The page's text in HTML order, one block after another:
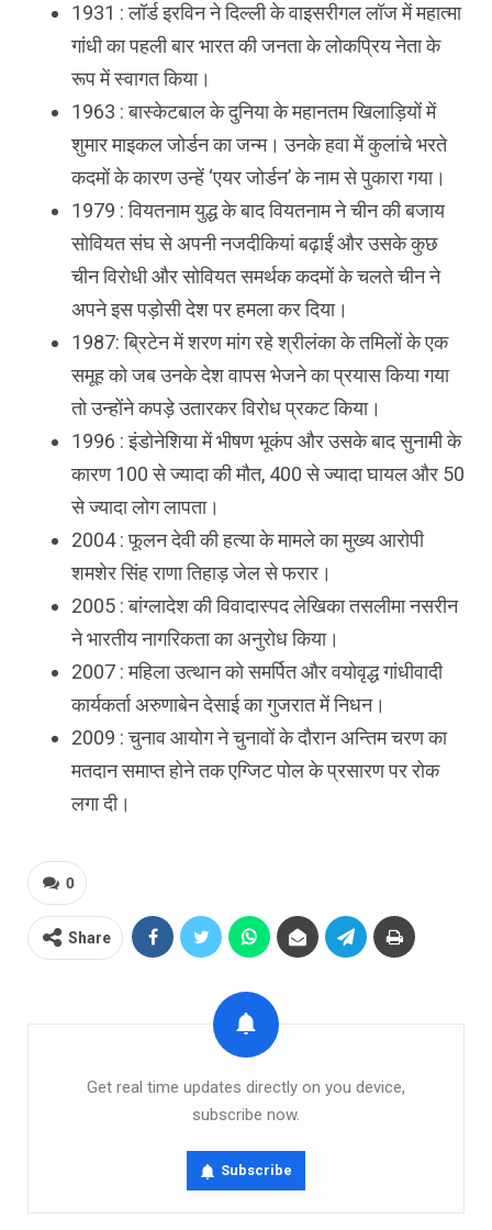
1931 : लॉर्ड इरविन ने दिल्ली के वाइसरीगल लॉज में महात्मा
गांधी का पहली बार भारत की जनता के लोकप्रिय नेता के
रूप में स्वागत किया।
1963 : बास्केटबाल के दुनिया के महानतम खिलाड़ियों में
शुमार माइकल जोर्डन का जन्म। उनके हवा में कुलांचे भरते
कदमों के कारण उन्हें ‘एयर जोर्डन’ के नाम से पुकारा गया।
1979 : वियतनाम युद्ध के बाद वियतनाम ने चीन की बजाय
सोवियत संघ से अपनी नजदीकियां बढ़ाईं और उसके कुछ
चीन विरोधी और सोवियत समर्थक कदमों के चलते चीन ने
अपने इस पड़ोसी देश पर हमला कर दिया।
1987: ब्रिटेन में शरण मांग रहे श्रीलंका के तमिलों के एक
समूह को जब उनके देश वापस भेजने का प्रयास किया गया
तो उन्होंने कपड़े उतारकर विरोध प्रकट किया।
1996 : इंडोनेशिया में भीषण भूकंप और उसके बाद सुनामी के
कारण 100 से ज्यादा की मौत, 400 से ज्यादा घायल और 50
से ज्यादा लोग लापता।
2004 : फूलन देवी की हत्या के मामले का मुख्य आरोपी
शमशेर सिंह राणा तिहाड़ जेल से फरार।
2005 : बांग्लादेश की विवादास्पद लेखिका तसलीमा नसरीन
ने भारतीय नागरिकता का अनुरोध किया।
2007 : महिला उत्थान को समर्पित और वयोवृद्ध गांधीवादी
कार्यकर्ता अरुणाबेन देसाई का गुजरात में निधन।
2009 : चुनाव आयोग ने चुनावों के दौरान अन्तिम चरण का
मतदान समाप्त होने तक एग्जिट पोल के प्रसारण पर रोक
लगा दी।
0
Share
Get real time updates directly on you device,
subscribe now.
Subscribe